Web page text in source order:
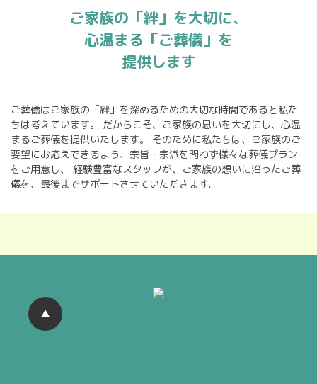
ご家族の「絆」を大切に、
心温まる「ご葬儀」を
提供します
ご葬儀はご家族の「絆」を深めるための大切な時間であると私た
ちは考えています。
だからこそ、ご家族の思いを大切にし、心温
まるご葬儀を提供いたします。
そのために私たちは、ご家族のご
要望にお応えできるよう、宗旨・宗派を問わず様々な葬儀プラン
をご用意し、
経験豊富なスタッフが、ご家族の想いに沿ったご葬
儀を、最後までサポートさせていただきます。
▲